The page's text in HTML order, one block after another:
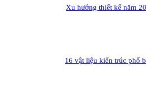
Xu hướng thiết kế năm
16 vật liệu kiến trúc phổ